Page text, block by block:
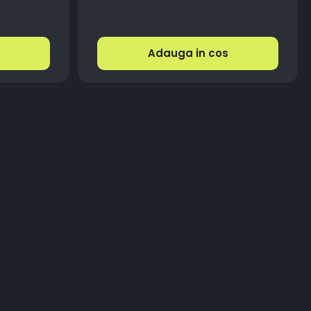
Adauga in cos